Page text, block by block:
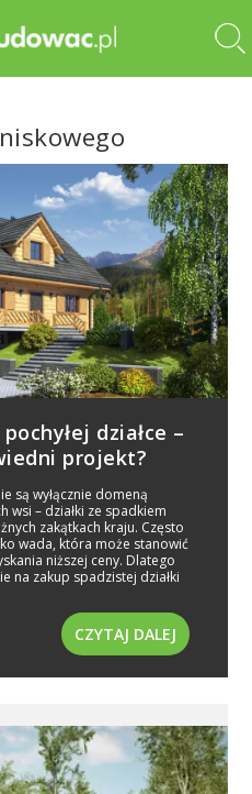
działce –
projekt?
są wyłącznie domeną
wsi – działki ze spadkiem
zakątkach kraju. Często
wada, która może stanowić
niższej ceny. Dlatego
na zakup spadzistej działki
CZYTAJ DALEJ